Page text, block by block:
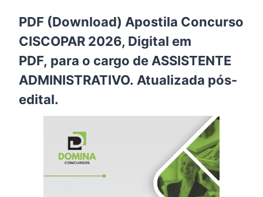
PDF (Download) Apostila Concurso
CISCOPAR 2026, Digital em
PDF, para o cargo de ASSISTENTE
ADMINISTRATIVO. Atualizada pós-
edital.